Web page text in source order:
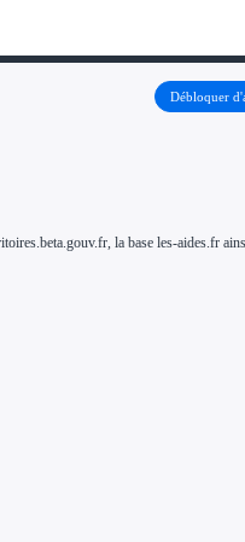
Débloquer
la base les-aides.fr